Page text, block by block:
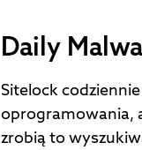
Daily
Sitelock
oprogramowania,
zrobią to